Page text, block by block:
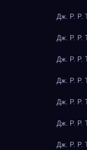
Дж. Р. Р.
Дж. Р. Р.
Дж. Р. Р.
Дж. Р. Р.
Дж. Р. Р.
Дж. Р. Р.
Дж. Р. Р.